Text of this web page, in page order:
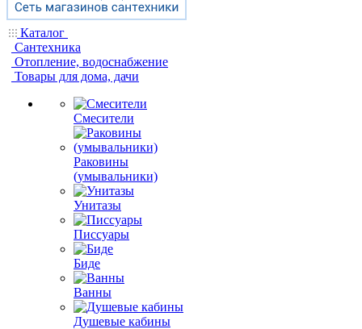
Каталог
Сантехника
Отопление, водоснабжение
Товары для дома, дачи
Смесители
Раковины
(умывальники)
Унитазы
Писсуары
Биде
Ванны
Душевые кабины